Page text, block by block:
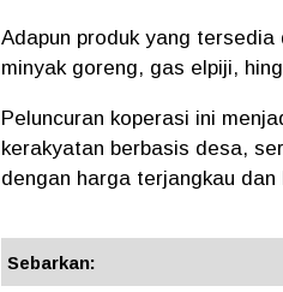
Adapun produk yang
minyak goreng, gas elpiji,
Peluncuran koperasi ini
kerakyatan berbasis desa,
dengan harga terjangkau
Sebarkan: